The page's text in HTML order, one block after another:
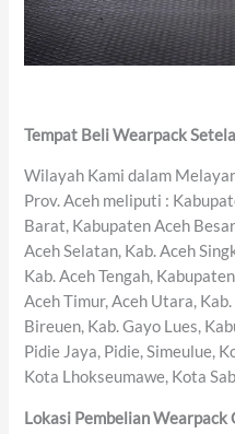
Tempat Beli Wearpack
Wilayah Kami dalam
Prov. Aceh meliputi :
Barat, Kabupaten Aceh
Aceh Selatan, Kab. Aceh
Kab. Aceh Tengah,
Aceh Timur, Aceh Utara,
Bireuen, Kab. Gayo Lues,
Pidie Jaya, Pidie, Simeulue,
Kota Lhokseumawe, Kota
Lokasi Pembelian